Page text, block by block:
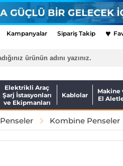
Kampanyalar Sipariş Takip ♥
Elektrikli Araç
Şarj İstasyonları
ve Ekipmanları
Kablolar
Makine
El
Penseler Kombine Penseler